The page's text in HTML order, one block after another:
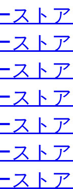
スト
スト
スト
スト
スト
スト
スト